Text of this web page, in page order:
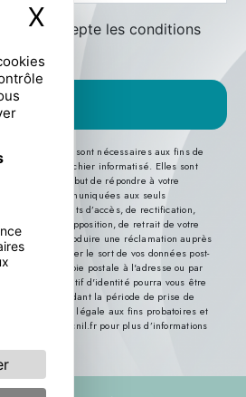
X Masquer le
j'accepte les conditions
ENVOYER
communiquées sont nécessaires aux fins de
dans un fichier informatisé. Elles sont
dans le seul but de répondre à votre
seront communiquées aux seuls
disposez de droits d’accès, de rectification,
limitation, d’opposition, de retrait de votre
et du droit d’introduire une réclamation auprès
que d’organiser le sort de vos données post-
ces droits par voie postale à l'adresse ou par
. Un justificatif d'identité pourra vous être
données pendant la période de prise de
de prescription légale aux fins probatoires et
le site cnil.fr pour plus d’informations